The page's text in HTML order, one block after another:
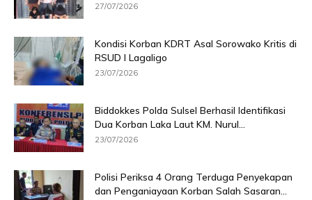
27/07/2026
Kondisi Korban KDRT Asal Sorowako Kritis di
RSUD I Lagaligo
23/07/2026
Biddokkes Polda Sulsel Berhasil Identifikasi
Dua Korban Laka Laut KM. Nurul...
23/07/2026
Polisi Periksa 4 Orang Terduga Penyekapan
dan Penganiayaan Korban Salah Sasaran...